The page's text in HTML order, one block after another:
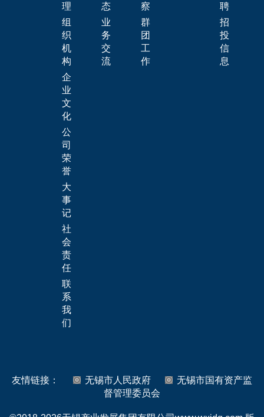
理
组
织
机
构
企
业
文
化
公
司
荣
誉
大
事
记
社
会
责
任
联
系
我
们
态
业
务
交
流
察
群
团
工
作
聘
招
投
信
息
友情链接： 无锡市人民政府
无锡市国有资产监
督管理委员会